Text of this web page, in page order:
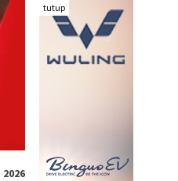
tutup
2026